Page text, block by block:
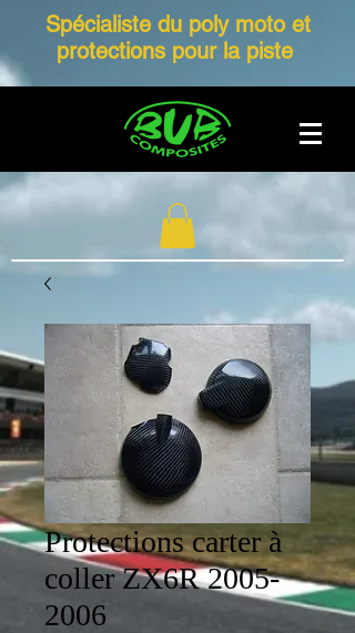
Spécialiste du poly moto et
protections pour la piste
Protections carter à
coller ZX6R 2005-
2006